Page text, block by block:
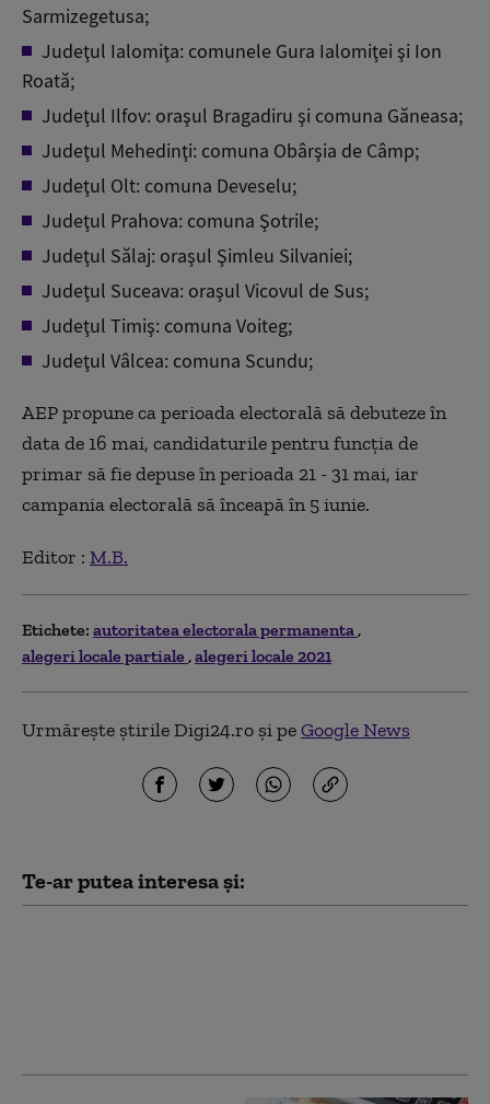
Sarmizegetusa;
Judeţul Ialomiţa: comunele Gura Ialomiţei şi Ion
Roată;
Judeţul Ilfov: oraşul Bragadiru şi comuna Găneasa;
Judeţul Mehedinţi: comuna Obârşia de Câmp;
Judeţul Olt: comuna Deveselu;
Judeţul Prahova: comuna Şotrile;
Judeţul Sălaj: oraşul Şimleu Silvaniei;
Judeţul Suceava: oraşul Vicovul de Sus;
Judeţul Timiş: comuna Voiteg;
Judeţul Vâlcea: comuna Scundu;
AEP propune ca perioada electorală să debuteze în
data de 16 mai, candidaturile pentru funcţia de
primar să fie depuse în perioada 21 - 31 mai, iar
campania electorală să înceapă în 5 iunie.
Editor : M.B.
Etichete: autoritatea electorala permanenta
alegeri locale partiale alegeri locale 2021
Urmărește știrile Digi24.ro și peGoogle News
Te-ar putea interesa și: